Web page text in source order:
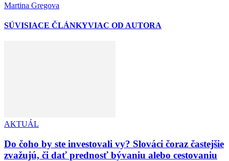
Martina Gregova
SÚVISIACE ČLÁNKYVIAC OD AUTORA
AKTUÁL
Do čoho by ste investovali vy? Slováci čoraz častejšie
zvažujú, či dať prednosť bývaniu alebo cestovaniu